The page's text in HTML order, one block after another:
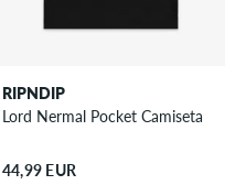
RIPNDIP
Lord Nermal Pocket Camiseta
44,99 EUR